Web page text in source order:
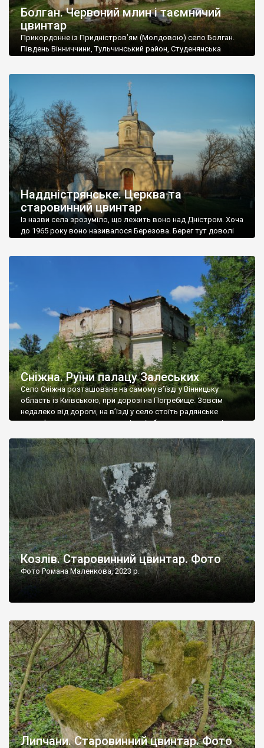
Болган. Червоний млин і таємничий
цвинтар
Прикордонне із Придністров’ям (Молдовою) село Болган.
Південь Вінниччини, Тульчинський район, Студенянська
старовинний цвинтар із кам’яними хрестами. Всі епітафії, які
збереглися, написані кирилицею, церковнослов’янською
мовою. За всіма традиційними ознаками – цвинтар
український. Хрести датуються 19 століттям. У 1924-1940
роках Болган […]
Наддністрянське. Церква та
старовинний цвинтар
Із назви села зрозуміло, що лежить воно над Дністром. Хоча
до 1965 року воно називалося Березова. Берег тут доволі
Наддністрянське відрізняється від більшості навколишніх
сіл. У селі є мурована Михайлівська церква. Точної дати […]
Сніжна. Руїни палацу Залеських
Село Сніжна розташоване на самому в’їзді у Вінницьку
область із Київською, при дорозі на Погребище. Зовсім
недалеко від дороги, на в’їзді у село стоїть радянське
рельєфне пано, яке показує жінку і яблуню, а трохи далі, десь
не видно, але видно дві стареньких колії у траві – […]
Козлів. Старовинний цвинтар. Фото
Фото Романа Маленкова, 2023 р.
Липчани. Старовинний цвинтар. Фото